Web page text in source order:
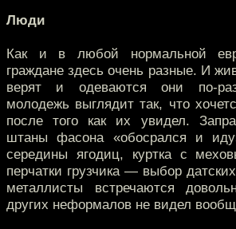
Люди
Как и в любой нормальной
граждане здесь очень разные. И
верят и одеваются они по-
молодежь выглядит так, что
после того как их увидел.
штаны фасона «обосрался и
середины ягодиц, куртка с
перчатки грузчика — выбор
металлисты встречаются
других неформалов не видел